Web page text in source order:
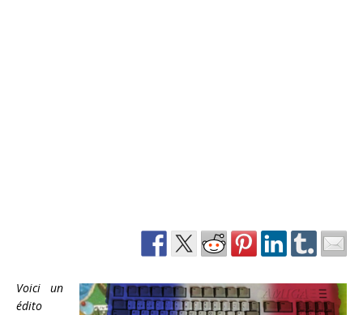
Voici un
édito